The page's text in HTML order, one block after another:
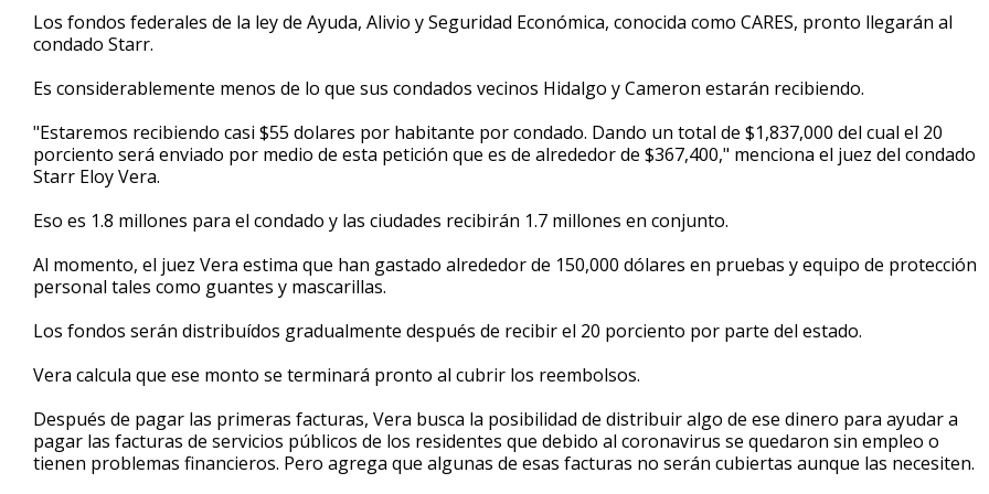
2
minutes,
15
90%
Los fondos federales de la ley de Ayuda, Alivio y Seguridad Económica, conocida como CARES, pronto llegarán al
condado Starr.
Es considerablemente menos de lo que sus condados vecinos Hidalgo y Cameron estarán recibiendo.
"Estaremos recibiendo casi $55 dolares por habitante por condado. Dando un total de $1,837,000 del cual el 20
porciento será enviado por medio de esta petición que es de alrededor de $367,400," menciona el juez del condado
Starr Eloy Vera.
Eso es 1.8 millones para el condado y las ciudades recibirán 1.7 millones en conjunto.
Al momento, el juez Vera estima que han gastado alrededor de 150,000 dólares en pruebas y equipo de protección
personal tales como guantes y mascarillas.
Los fondos serán distribuídos gradualmente después de recibir el 20 porciento por parte del estado.
Vera calcula que ese monto se terminará pronto al cubrir los reembolsos.
Después de pagar las primeras facturas, Vera busca la posibilidad de distribuir algo de ese dinero para ayudar a
pagar las facturas de servicios públicos de los residentes que debido al coronavirus se quedaron sin empleo o
tienen problemas financieros. Pero agrega que algunas de esas facturas no serán cubiertas aunque las necesiten.